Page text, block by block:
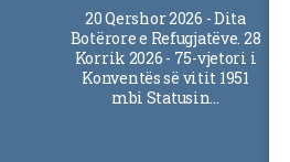
20 Qershor 2026 - Dita
Botërore e Refugjatëve. 28
Korrik 2026 - 75-vjetori i
Konventës së vitit 1951
mbi Statusin…